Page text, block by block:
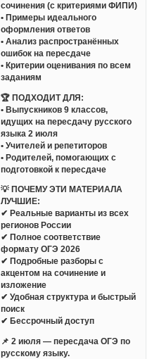
сочинения (с критериями ФИПИ)
• Примеры идеального
оформления ответов
• Анализ распространённых
ошибок на пересдаче
• Критерии оценивания по всем
заданиям
🏆 ПОДХОДИТ ДЛЯ:
• Выпускников 9 классов,
идущих на пересдачу русского
языка 2 июля
• Учителей и репетиторов
• Родителей, помогающих с
подготовкой к пересдаче
💡 ПОЧЕМУ ЭТИ МАТЕРИАЛА
ЛУЧШИЕ:
✔ Реальные варианты из всех
регионов России
✔ Полное соответствие
формату ОГЭ 2026
✔ Подробные разборы с
акцентом на сочинение и
изложение
✔ Удобная структура и быстрый
поиск
✔ Бессрочный доступ
📌 2 июля — пересдача ОГЭ по
русскому языку.